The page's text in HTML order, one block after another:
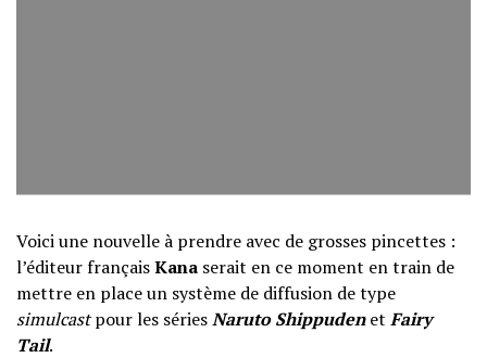
Voici une nouvelle à prendre avec de grosses pincettes :
l’éditeur françaisKana serait en ce moment en train de
mettre en place un système de diffusion de type
simulcastpour les sériesNaruto Shippudenet Fairy
Tail.